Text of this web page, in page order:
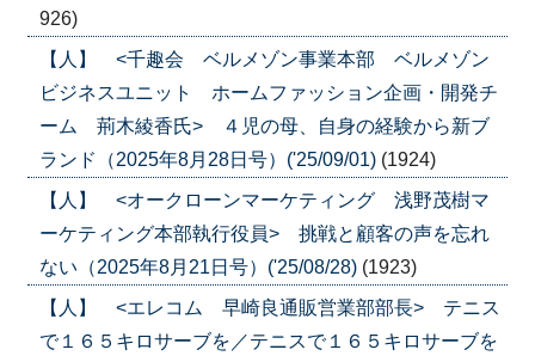
926)
【人】 <千趣会 ベルメゾン事業本部 ベルメゾン
ビジネスユニット ホームファッション企画・開発チ
ーム 荊木綾香氏> ４児の母、自身の経験から新ブ
ランド（2025年8月28日号）('25/09/01) (1924)
【人】 <オークローンマーケティング 浅野茂樹マ
ーケティング本部執行役員> 挑戦と顧客の声を忘れ
ない（2025年8月21日号）('25/08/28) (1923)
【人】 <エレコム 早崎良通販営業部部長> テニス
で１６５キロサーブを／テニスで１６５キロサーブを